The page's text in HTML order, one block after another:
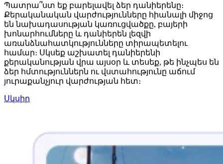
Պատրա՞ստ եք բարելավել ձեր դանիերենը։
Քերականական վարժությունները հիանալի միջոց
են նախադասության կառուցվածքը, բայերի
խոնարհումները և դանիերեն լեզվի
առանձնահատկությունները տիրապետելու
համար։ Սկսեք աշխատել դանիերենի
քերականության վրա այսօր և տեսեք, թե ինչպես են
ձեր հմտություններն ու վստահությունը աճում
յուրաքանչյուր վարժության հետ։
Սկսիր